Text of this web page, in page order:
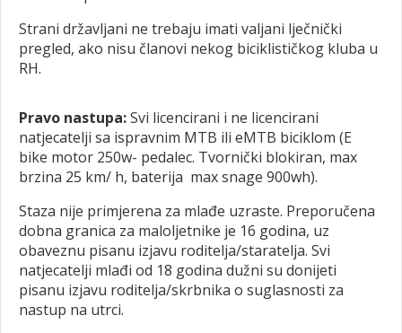
Strani državljani ne trebaju imati valjani lječnički
pregled, ako nisu članovi nekog biciklističkog kluba u
RH.
Pravo nastupa:Svi licencirani i ne licencirani
natjecatelji sa ispravnim MTB ili eMTB biciklom (E
bike motor 250w- pedalec. Tvornički blokiran, max
brzina 25 km/ h, baterija max snage 900wh).
Staza nije primjerena za mlađe uzraste. Preporučena
dobna granica za maloljetnike je 16 godina, uz
obaveznu pisanu izjavu roditelja/staratelja. Svi
natjecatelji mlađi od 18 godina dužni su donijeti
pisanu izjavu roditelja/skrbnika o suglasnosti za
nastup na utrci.